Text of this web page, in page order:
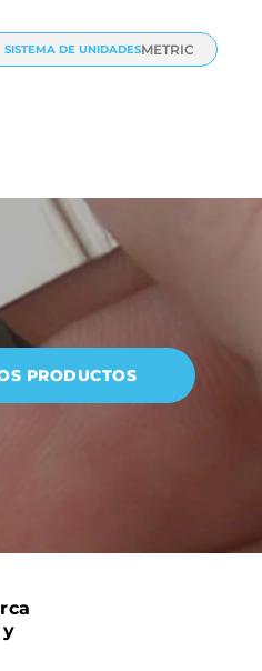
SISTEMA DE UNIDADESMETRIC
PRODUCTOS